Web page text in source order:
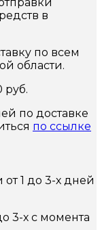
в
по всем
области.
руб.
по доставке
по ссылке
1 до 3-х дней
3-х с момента